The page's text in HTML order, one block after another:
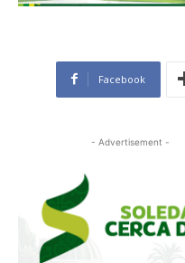
Facebook
- Advertisement -